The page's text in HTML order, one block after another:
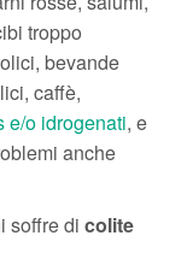
troppo
bevande
caffè,
e/o idrogenati, e
anche
soffre di colite